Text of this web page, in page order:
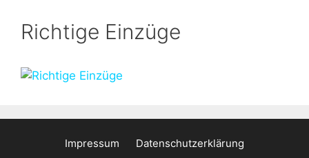
Richtige Einzüge
Impressum
Datenschutzerklärung